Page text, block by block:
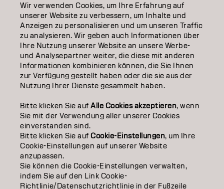
EDUCATION
ÜBER
SALON FINDER
PARTNER WERDEN
ImpressumDatenschutzerklärungCookie Policy
NutzungsbedingungenBarrierefreiheitserklärung
CH | German
Wir verwenden Cookies, um Ihre Erfahrung auf
unserer Website zu verbessern, um Inhalte und
Anzeigen zu personalisieren und um unseren Traffic
zu analysieren. Wir geben auch Informationen über
Ihre Nutzung unserer Website an unsere Werbe-
und Analysepartner weiter, die diese mit anderen
Informationen kombinieren können, die Sie Ihnen
zur Verfügung gestellt haben oder die sie aus der
Nutzung Ihrer Dienste gesammelt haben.
Bitte klicken Sie aufAlle Cookies akzeptieren, wenn
Sie mit der Verwendung aller unserer Cookies
einverstanden sind.
Bitte klicken Sie aufCookie-Einstellungen, um Ihre
Cookie-Einstellungen auf unserer Website
anzupassen.
Sie können die Cookie-Einstellungen verwalten,
indem Sie auf den Link Cookie-
Richtlinie/Datenschutzrichtlinie in der Fußzeile